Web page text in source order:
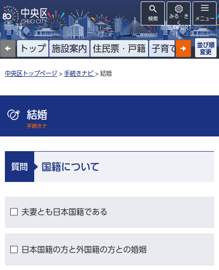
検索
みる・き
く
SUPPORT
メニュー
トップ 施設案内 住民票・戸籍 子育て 高齢者
並び順
変更
中央区トップページ > 手続きナビ > 結婚
結婚
質問 国籍について
夫妻とも日本国籍である
日本国籍の方と外国籍の方との婚姻